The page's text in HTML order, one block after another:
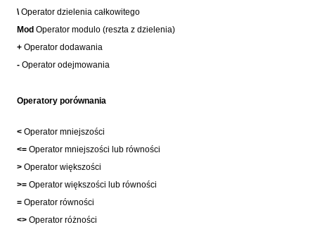
\Operator dzielenia całkowitego
Mod Operator modulo (reszta z dzielenia)
+ Operator dodawania
- Operator odejmowania
Operatory porównania
< Operator mniejszości
<= Operator mniejszości lub równości
> Operator większości
>= Operator większości lub równości
= Operator równości
<> Operator różności